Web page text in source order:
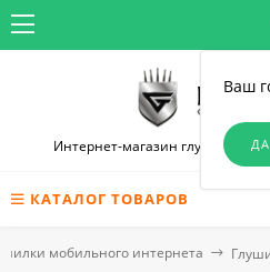
Ваш
Интернет-магазин глушилок
КАТАЛОГ ТОВАРОВ
мобильного интернета